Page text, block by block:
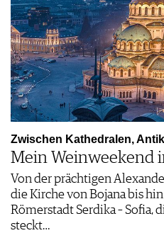
Zwischen Kathedralen,
Mein Weinweekend
Von der prächtigen
die Kirche von Bojana bis
Römerstadt Serdika – Sofia,
steckt…